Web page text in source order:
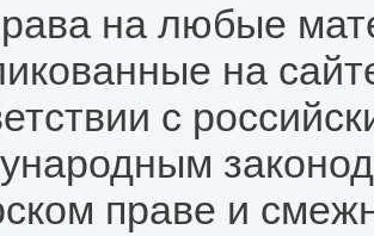
на любые
на
с
праве и